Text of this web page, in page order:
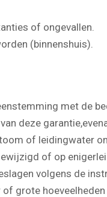
of ongevallen.
(binnenshuis).
met de
deze
of leidingwater
of op
volgens de
grote